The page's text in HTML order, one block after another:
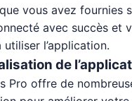
vous avez fournies
avec succès et
l’application.
de
Pro offre de